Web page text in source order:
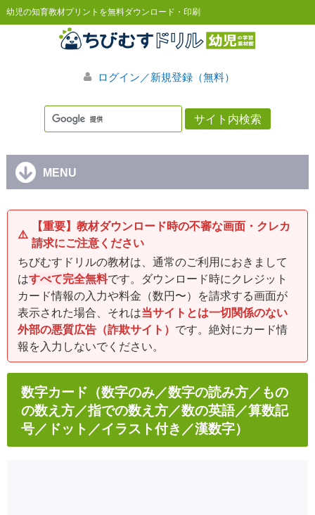
幼児の知育教材プリントを無料ダウンロード・印刷
ログイン／新規登録（無料）
MENU
⚠️
【重要】教材ダウンロード時の不審な画面・クレカ
請求にご注意ください
ちびむすドリルの教材は、通常のご利用におきまして
はすべて完全無料です。ダウンロード時にクレジット
カード情報の入力や料金（数円〜）を請求する画面が
表示された場合、それは当サイトとは一切関係のない
外部の悪質広告（詐欺サイト） です。絶対にカード情
報を入力しないでください。
数字カード（数字のみ／数字の読み方／もの
の数え方／指での数え方／数の英語／算数記
号／ドット／イラスト付き／漢数字）